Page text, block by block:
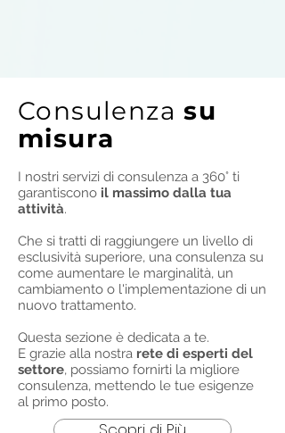
Consulenzasu
misura
I nostri servizi di consulenza a 360° ti
garantiscono il massimo dalla tua
attività.
Che si tratti di raggiungere un livello di
esclusività superiore, una consulenza su
come aumentare le marginalità, un
cambiamento o l'implementazione di un
nuovo trattamento.
Questa sezione è dedicata a te.
E grazie alla nostra rete di esperti del
settore, possiamo fornirti la migliore
consulenza, mettendo le tue esigenze
al primo posto.